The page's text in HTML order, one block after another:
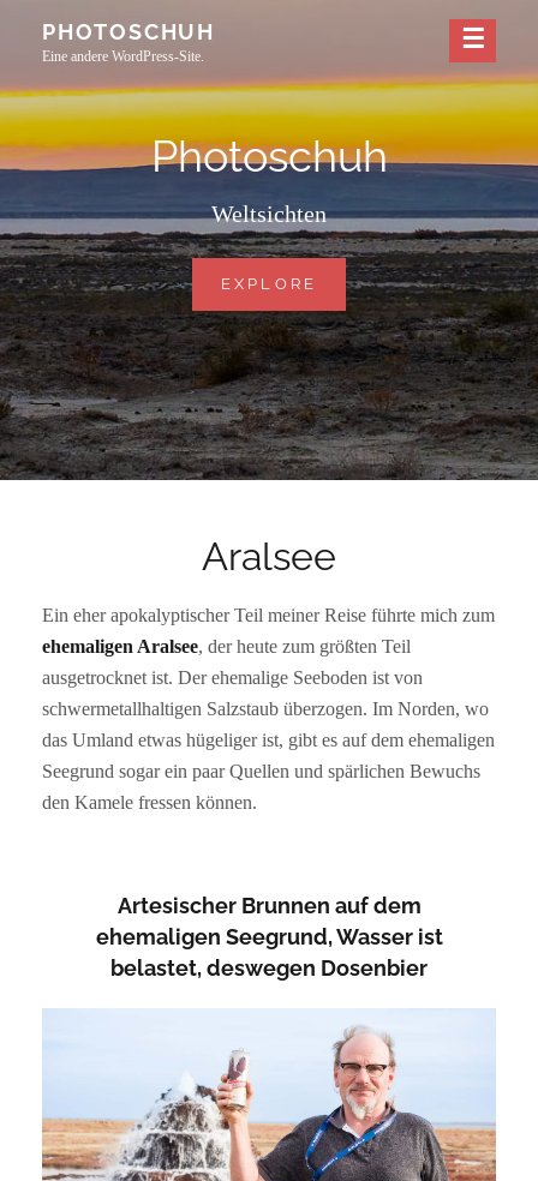
PHOTOSCHUH
Eine andere WordPress-Site.
Photoschuh
Weltsichten
EXPLORE PHOTOSCHUH
Aralsee
Ein eher apokalyptischer Teil meiner Reise führte mich zum
ehemaligen Aralsee, der heute zum größten Teil
ausgetrocknet ist. Der ehemalige Seeboden ist von
schwermetallhaltigen Salzstaub überzogen. Im Norden, wo
das Umland etwas hügeliger ist, gibt es auf dem ehemaligen
Seegrund sogar ein paar Quellen und spärlichen Bewuchs
den Kamele fressen können.
Artesischer Brunnen auf dem
ehemaligen Seegrund, Wasser ist
belastet, deswegen Dosenbier